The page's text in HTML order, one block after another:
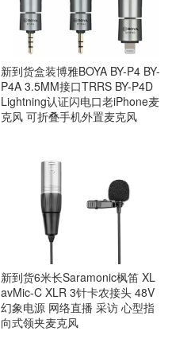
新到货盒装博雅BOYA BY-P4 BY-
P4A 3.5MM接口TRRS BY-P4D
Lightning认证闪电口老iPhone麦
克风 可折叠手机外置麦克风
新到货6米长Saramonic枫笛 XL
avMic-C XLR 3针卡农接头 48V
幻象电源 网络直播 采访 心型指
向式领夹麦克风